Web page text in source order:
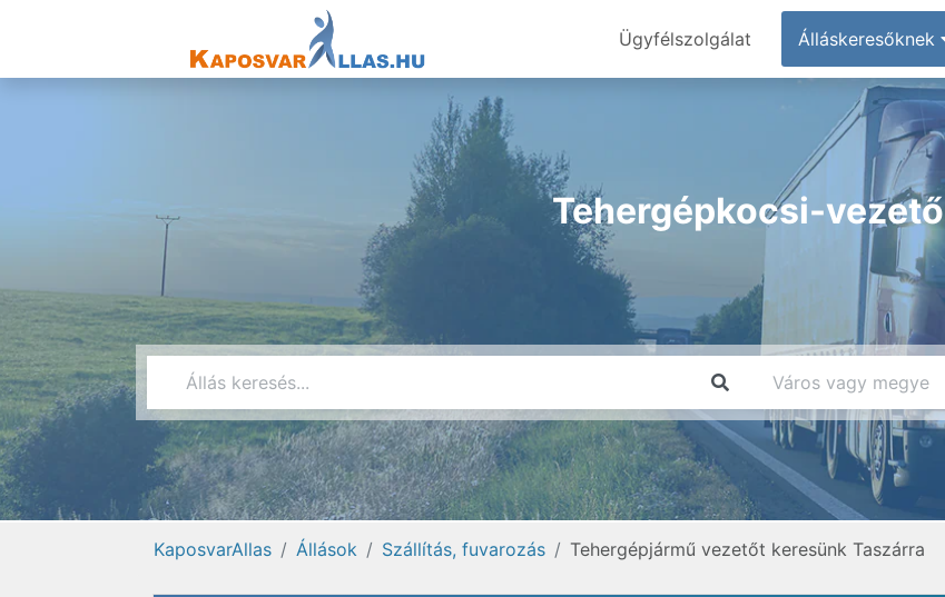
Ügyfélszolgálat Álláskeresőknek
Tehergépkocsi-vezető
KaposvarAllas Állások Szállítás, fuvarozás Tehergépjármű vezetőt keresünk Taszárra